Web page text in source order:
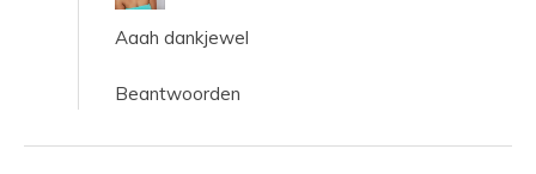
Aaah dankjewel
Beantwoorden